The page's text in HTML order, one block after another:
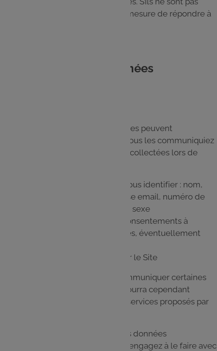
remplis, le GALEC ne sera pas en mesure de répondre à
4. Quelles sont les données
Les Données Personnelles suivantes peuvent
notamment être collectées, que vous les communiquiez
volontairement, ou qu’elles soient collectées lors de
Les données permettant de vous identifier : nom,
prénom, adresse postale, adresse email, numéro de
téléphone, mot de passe, âge et sexe
Les données relatives à vos consentements à
recevoir des offres commerciales, éventuellement
Les données de navigation sur le Site
Vous pouvez choisir de ne pas communiquer certaines
données personnelles, ce choix pourra cependant
empêcher l’utilisation de certains services proposés par
Dans le cas où vous renseignez les données
personnelles d’un tiers, vous vous engagez à le faire avec